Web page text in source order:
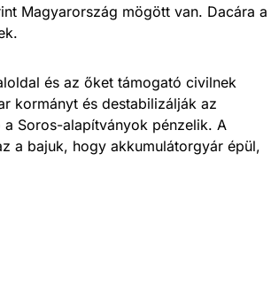
Magyarország mögött van. Dacára a
és az őket támogató civilnek
kormányt és destabilizálják az
Soros-alapítványok pénzelik. A
a bajuk, hogy akkumulátorgyár épül,